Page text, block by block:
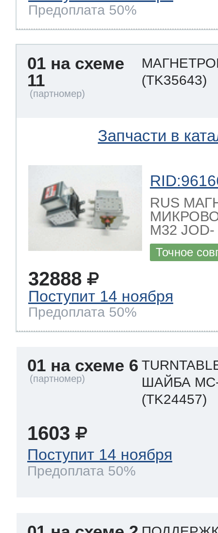
Предоплата 50%
01 на схеме
11
(TK35643)
Запчасти в
RUS
M32
Точное
32888
Поступит 14 ноября
Предоплата 50%
01 на схеме 6
ШАЙБА
(TK24457)
1603
Поступит 14 ноября
Предоплата 50%